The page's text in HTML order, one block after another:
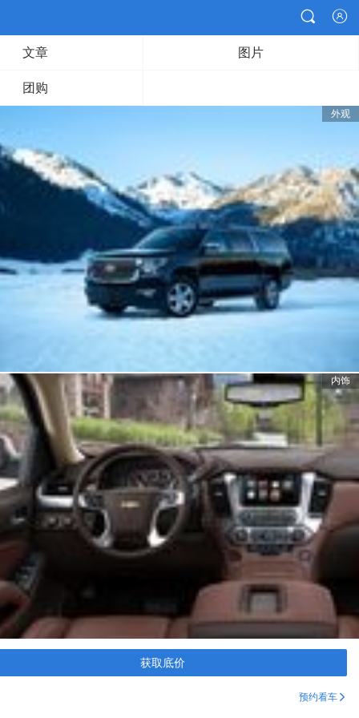


文章 图片
团购
外观
内饰
获取底价
预约看车 